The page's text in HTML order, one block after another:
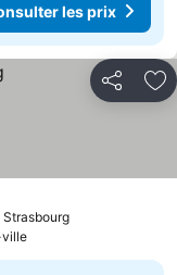
les prix
Partager
ville